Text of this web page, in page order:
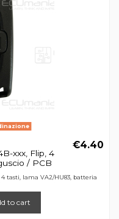
xxx, Flip, 4
/ PCB
€4.40
tasti, lama VA2/HU83, batteria
to cart